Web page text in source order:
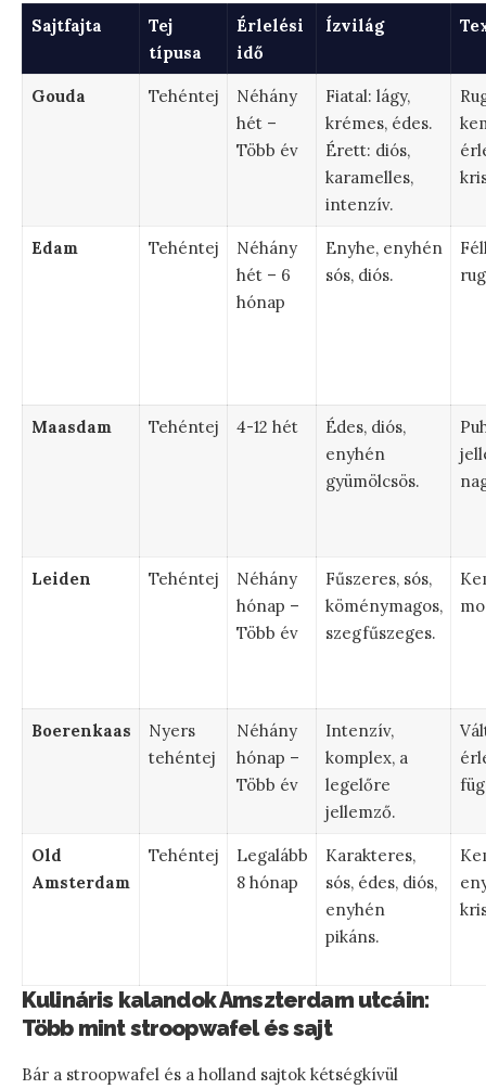
Sajtfajta
Tej
típusa
Érlelési
idő
Ízvilág
Gouda Tehéntej
Néhány
hét –
Több év
Fiatal: lágy,
krémes, édes.
Érett: diós,
karamelles,
intenzív.
Edam Tehéntej
Néhány
hét – 6
hónap
Enyhe, enyhén
sós, diós.
Maasdam Tehéntej 4-12 hét
Édes, diós,
enyhén
gyümölcsös.
Leiden Tehéntej
Néhány
hónap –
Több év
Fűszeres, sós,
köménymagos,
szegfűszeges.
Boerenkaas
Nyers
tehéntej
Néhány
hónap –
Több év
Intenzív,
komplex, a
legelőre
jellemző.
Old
Amsterdam
Tehéntej
Legalább
8 hónap
Karakteres,
sós, édes, diós,
enyhén
pikáns.
Kulináris kalandok Amszterdam utcáin:
Több mint stroopwafel és sajt
Bár a stroopwafel és a holland sajtok kétségkívül